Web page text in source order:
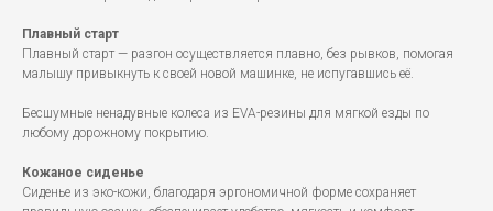
Плавный старт
Плавный старт — разгон осуществляется плавно, без рывков, помогая
малышу привыкнуть к своей новой машинке, не испугавшись её.
Бесшумные ненадувные колеса из EVA-резины для мягкой езды по
любому дорожному покрытию.
Кожаное сиденье
Сиденье из эко-кожи, благодаря эргономичной форме сохраняет